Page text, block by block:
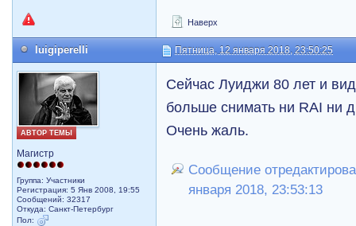
Наверх
luigiperelli Пятница, 12 января 2018, 23:50:25
АВТОР ТЕМЫ
Магистр
Группа: Участники
Регистрация: 5 Янв 2008, 19:55
Сообщений: 32317
Откуда: Санкт-Петербург
Пол:
Сейчас Луиджи 80 лет и
больше снимать ни RAI ни
Очень жаль.
Сообщение
января 2018, 23:53:13